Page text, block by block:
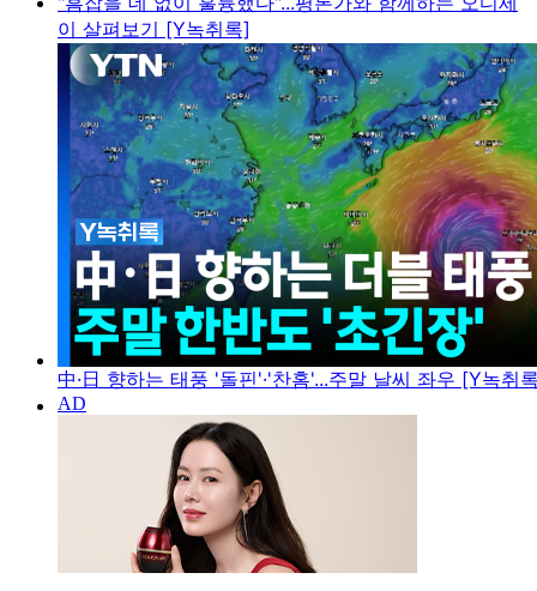
이 살펴보기 [Y녹취록]
中·日 향하는 태풍 '돌핀'·'찬홈'...주말 날씨 좌우 [Y녹취